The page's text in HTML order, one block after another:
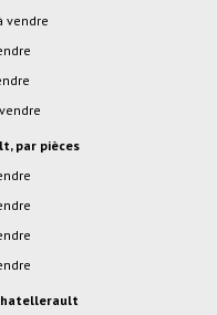
vendre
par pièces